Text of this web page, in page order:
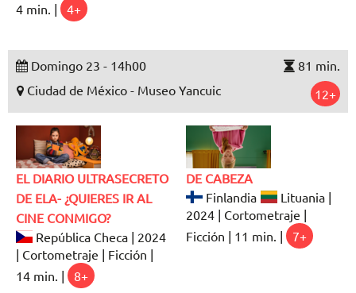
4 min. |
4+
Domingo 23 - 14h00
81 min.
Ciudad de México - Museo Yancuic
12+
EL DIARIO ULTRASECRETO
DE ELA- ¿QUIERES IR AL
CINE CONMIGO?
República Checa | 2024
| Cortometraje | Ficción |
14 min. |
8+
DE CABEZA
Finlandia
Lituania |
2024 | Cortometraje |
Ficción | 11 min. |
7+